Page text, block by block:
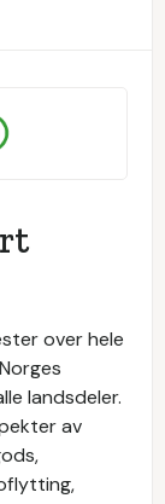
over hele
landsdeler.
av